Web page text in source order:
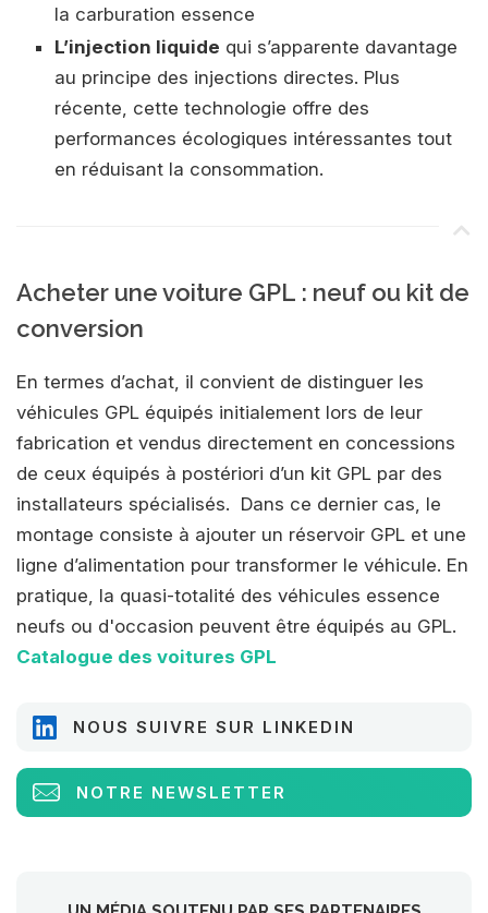
la carburation essence
L’injection liquide qui s’apparente davantage
au principe des injections directes. Plus
récente, cette technologie offre des
performances écologiques intéressantes tout
en réduisant la consommation.
Acheter une voiture GPL : neuf ou kit de
conversion
En termes d’achat, il convient de distinguer les
véhicules GPL équipés initialement lors de leur
fabrication et vendus directement en concessions
de ceux équipés à postériori d’un kit GPL par des
installateurs spécialisés. Dans ce dernier cas, le
montage consiste à ajouter un réservoir GPL et une
ligne d’alimentation pour transformer le véhicule. En
pratique, la quasi-totalité des véhicules essence
neufs ou d'occasion peuvent être équipés au GPL.
Catalogue des voitures GPL
NOUS SUIVRE SUR LINKEDIN
NOTRE NEWSLETTER